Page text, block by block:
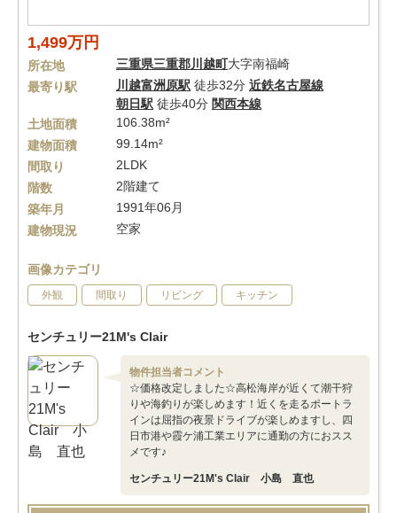
1,499万円
所在地 三重県三重郡川越町大字南福崎
最寄り駅
川越富洲原駅 徒歩32分 近鉄名古屋線
朝日駅 徒歩40分 関西本線
土地面積
106.38m²
建物面積
99.14m²
間取り
2LDK
階数
2階建て
築年月
1991年06月
建物現況
空家
画像カテゴリ
外観 間取り リビング キッチン
センチュリー21M's Clair
物件担当者コメント
☆価格改定しました☆高松海岸が近くて潮干狩
りや海釣りが楽しめます！近くを走るポートラ
インは屈指の夜景ドライブが楽しめますし、四
日市港や霞ケ浦工業エリアに通勤の方におスス
メです♪
センチュリー21M's Clair 小島 直也